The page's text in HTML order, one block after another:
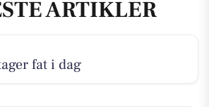
ARTIKLER
fat i dag